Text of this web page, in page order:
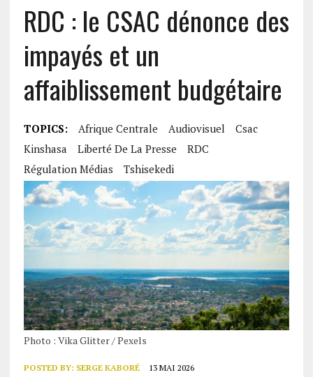
RDC : le CSAC dénonce des
impayés et un
affaiblissement budgétaire
TOPICS: Afrique Centrale Audiovisuel
Csac
Kinshasa
Liberté De La Presse
RDC
Régulation Médias
Tshisekedi
Photo : Vika Glitter / Pexels
POSTED BY: SERGE KABORÉ 13 MAI 2026